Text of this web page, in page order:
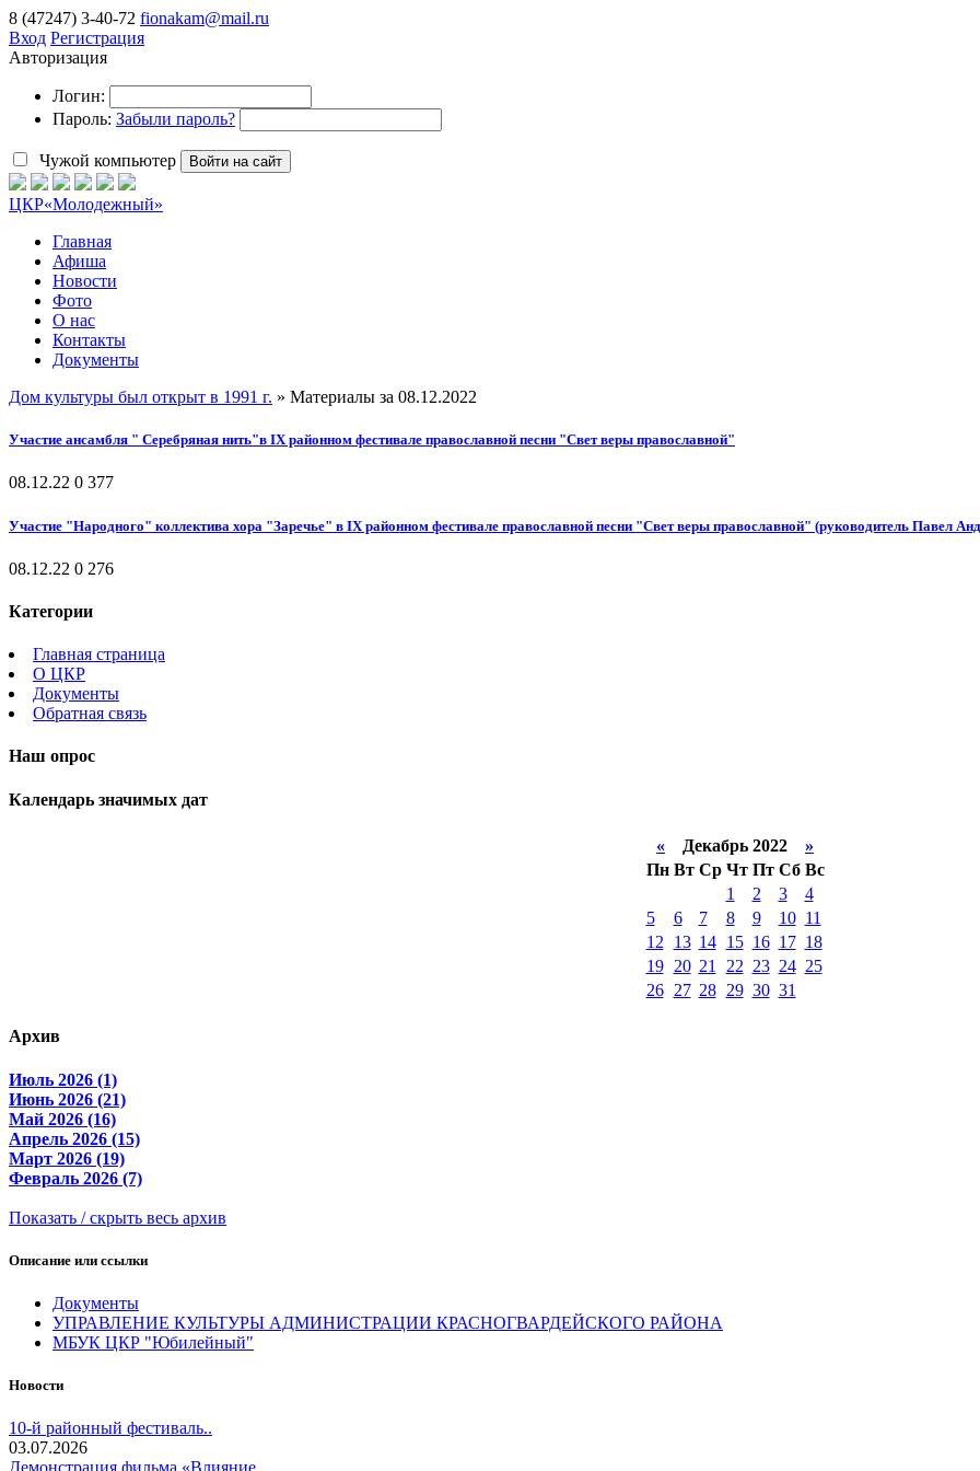
8 (47247) 3-40-72 fionakam@mail.ru
Вход Регистрация
Авторизация
Логин:
Пароль: Забыли пароль?
Чужой компьютер Войти на сайт
ЦКР«Молодежный»
Главная
Афиша
Новости
Фото
О нас
Контакты
Документы
Дом культуры был открыт в 1991 г. » Материалы за 08.12.2022
Участие ансамбля " Серебряная нить"в IX районном фестивале православной песни "Свет веры православной"
08.12.22 0 377
Участие "Народного" коллектива хора "Заречье" в IX районном фестивале православной песни "Свет веры православной" (руководитель Павел
08.12.22 0 276
Категории
Главная страница
О ЦКР
Документы
Обратная связь
Наш опрос
Календарь значимых дат
« Декабрь 2022 »
Пн Вт Ср Чт Пт Сб Вс
1
2 3
4
5
6 7 8 9 10 11
12
13 14 15 16 17 18
19
20 21 22 23 24 25
26
27 28 29 30 31
Архив
Июль 2026 (1)
Июнь 2026 (21)
Май 2026 (16)
Апрель 2026 (15)
Март 2026 (19)
Февраль 2026 (7)
Показать / скрыть весь архив
Описание или ссылки
Документы
УПРАВЛЕНИЕ КУЛЬТУРЫ АДМИНИСТРАЦИИ КРАСНОГВАРДЕЙСКОГО РАЙОНА
МБУК ЦКР "Юбилейный"
Новости
10-й районный фестиваль..
03.07.2026